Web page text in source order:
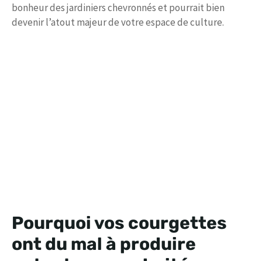
bonheur des jardiniers chevronnés et pourrait bien
devenir l’atout majeur de votre espace de culture.
Pourquoi vos courgettes
ont du mal à produire